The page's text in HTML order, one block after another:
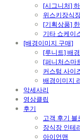
[시그니처]
위스키장식
[기획상품]
기타 쇼케이
[배경이미지 구매]
[루니트] 배
[퍼니처스마
커스텀 사이
배경이미지
악세사리
영상클립
후기
고객 후기 블
장식장 인테
아이언맨